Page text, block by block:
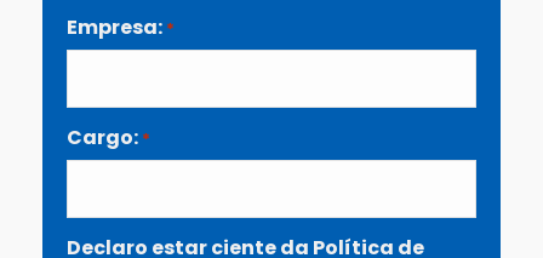
Empresa: *
Cargo: *
Declaro estar ciente da Política de